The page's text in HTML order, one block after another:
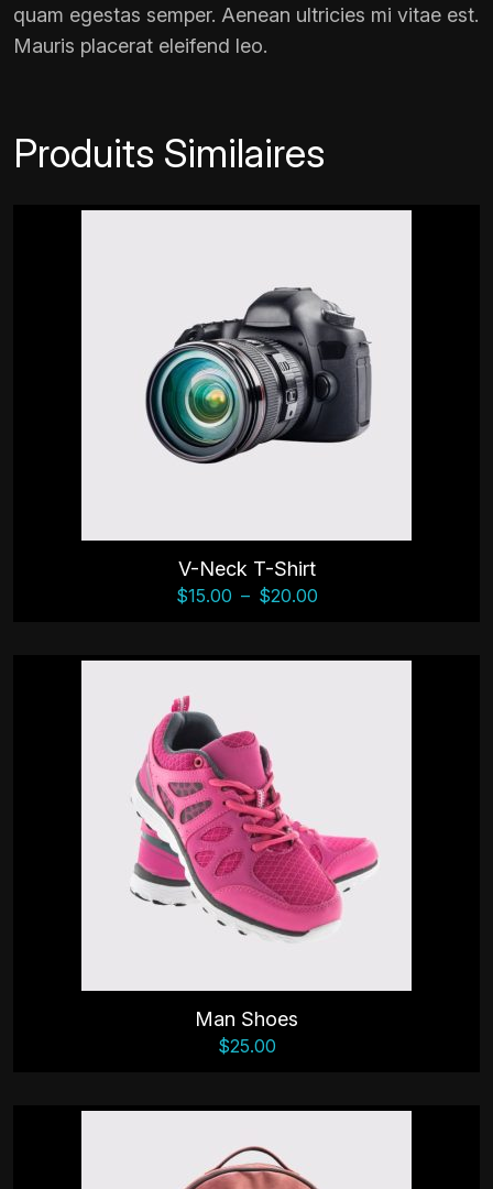
quam egestas semper. Aenean ultricies mi vitae est.
Mauris placerat eleifend leo.
Produits Similaires
V-Neck T-Shirt
$15.00 – $20.00
Man Shoes
$25.00